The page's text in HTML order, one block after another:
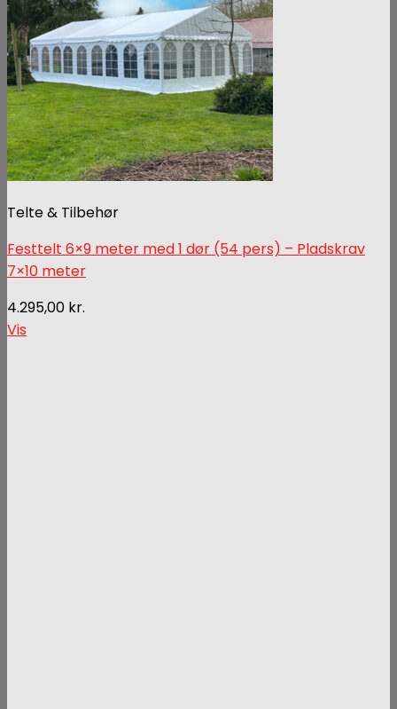
Telte & Tilbehør
Festtelt 6×9 meter med 1 dør (54 pers) – Pladskrav
7×10 meter
4.295,00 kr.
Vis